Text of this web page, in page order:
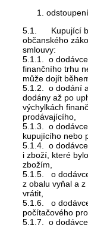
5.1. Kupující
občanského
smlouvy:
5.1.1. o
finančního trhu
může dojít
5.1.2. o dodání
dodány až po
výchylkách
prodávajícího,
5.1.3. o
kupujícího nebo
5.1.4. o
i zboží, které
zbožím,
5.1.5. o
z obalu vyňal a
vrátit,
5.1.6. o
počítačového
5.1.7. o